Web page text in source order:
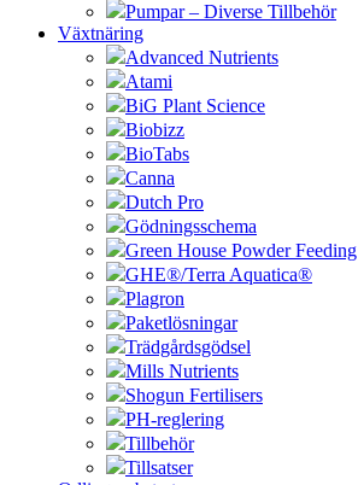
Pumpar – Diverse Tillbehör
Växtnäring
Advanced Nutrients
Atami
BiG Plant Science
Biobizz
BioTabs
Canna
Dutch Pro
Gödningsschema
Green House Powder Feeding
GHE®/Terra Aquatica®
Plagron
Paketlösningar
Trädgårdsgödsel
Mills Nutrients
Shogun Fertilisers
PH-reglering
Tillbehör
Tillsatser